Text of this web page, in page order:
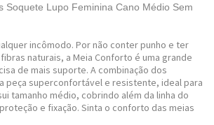
Soquete Lupo Feminina Cano Médio Sem
incômodo. Por não conter punho e ter
naturais, a Meia Conforto é uma grande
de mais suporte. A combinação dos
peça superconfortável e resistente, ideal para
tamanho médio, cobrindo além da linha do
e fixação. Sinta o conforto das meias